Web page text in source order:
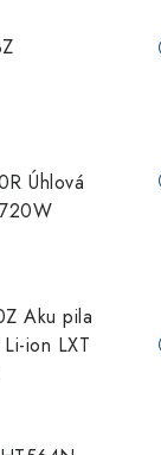
Úhlová
Aku pila
ion LXT